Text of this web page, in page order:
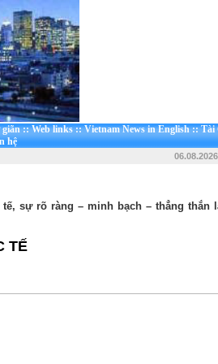
giãn::Web links::Vietnam News in English::Tài
hệ
sự rõ ràng – minh bạch – thẳng thắn
TẾ